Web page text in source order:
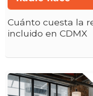
Cuánto cuesta la
incluido en CDMX